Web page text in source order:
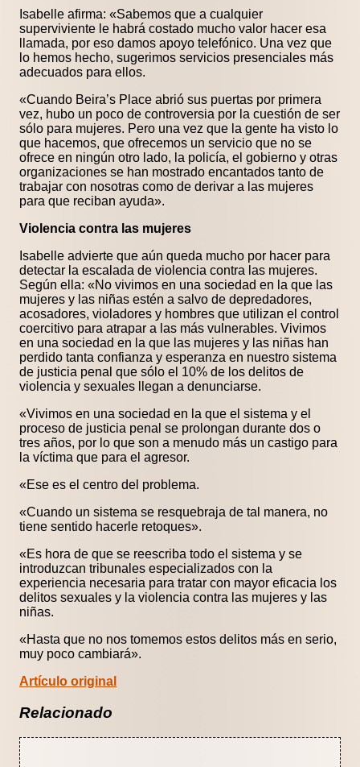
Isabelle afirma: «Sabemos que a cualquier
superviviente le habrá costado mucho valor hacer esa
llamada, por eso damos apoyo telefónico. Una vez que
lo hemos hecho, sugerimos servicios presenciales más
adecuados para ellos.
«Cuando Beira’s Place abrió sus puertas por primera
vez, hubo un poco de controversia por la cuestión de ser
sólo para mujeres. Pero una vez que la gente ha visto lo
que hacemos, que ofrecemos un servicio que no se
ofrece en ningún otro lado, la policía, el gobierno y otras
organizaciones se han mostrado encantados tanto de
trabajar con nosotras como de derivar a las mujeres
para que reciban ayuda».
Violencia contra las mujeres
Isabelle advierte que aún queda mucho por hacer para
detectar la escalada de violencia contra las mujeres.
Según ella: «No vivimos en una sociedad en la que las
mujeres y las niñas estén a salvo de depredadores,
acosadores, violadores y hombres que utilizan el control
coercitivo para atrapar a las más vulnerables. Vivimos
en una sociedad en la que las mujeres y las niñas han
perdido tanta confianza y esperanza en nuestro sistema
de justicia penal que sólo el 10% de los delitos de
violencia y sexuales llegan a denunciarse.
«Vivimos en una sociedad en la que el sistema y el
proceso de justicia penal se prolongan durante dos o
tres años, por lo que son a menudo más un castigo para
la víctima que para el agresor.
«Ese es el centro del problema.
«Cuando un sistema se resquebraja de tal manera, no
tiene sentido hacerle retoques».
«Es hora de que se reescriba todo el sistema y se
introduzcan tribunales especializados con la
experiencia necesaria para tratar con mayor eficacia los
delitos sexuales y la violencia contra las mujeres y las
niñas.
«Hasta que no nos tomemos estos delitos más en serio,
muy poco cambiará».
Artículo original
Relacionado